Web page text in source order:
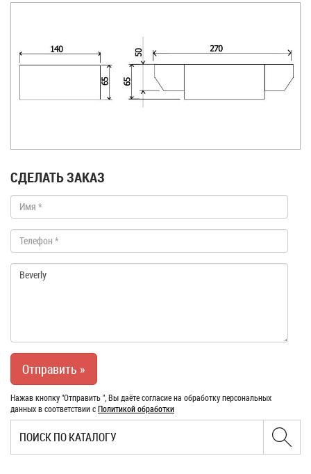
СДЕЛАТЬ ЗАКАЗ
Нажав кнопку "Отправить ", Вы даёте согласие на обработку персональных
данных в соответствии сПолитикой обработки